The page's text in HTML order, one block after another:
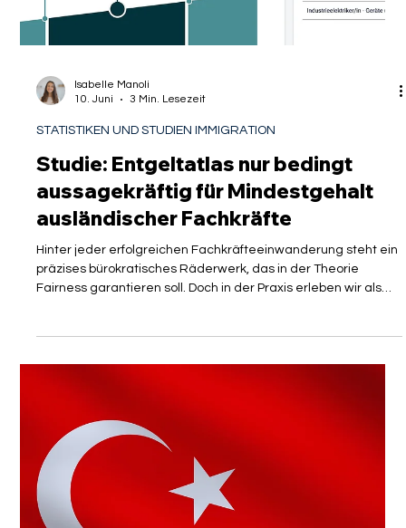
Isabelle Manoli
10. Juni
3 Min. Lesezeit
Studie: Entgeltatlas nur bedingt
aussagekräftig für Mindestgehalt
Hinter jeder erfolgreichen Fachkräfteeinwanderung steht ein
präzises bürokratisches Räderwerk, das in der Theorie
Fairness garantieren soll. Doch in der Praxis erleben wir als
Kanzlei immer wieder, dass hochqualifizierte Talente aus
Drittstaaten und ambitionierte mittelständische Betriebe
gegen eine unsichtbare Mauer laufen: die Entgeltprüfung